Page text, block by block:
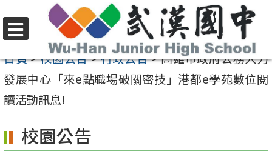
至
要
內
區
選
單
首頁>校園公告>行政公告>高雄市政府公務人力
發展中心「來e點職場破關密技」港都e學苑數位閱
讀活動訊息!
校園公告